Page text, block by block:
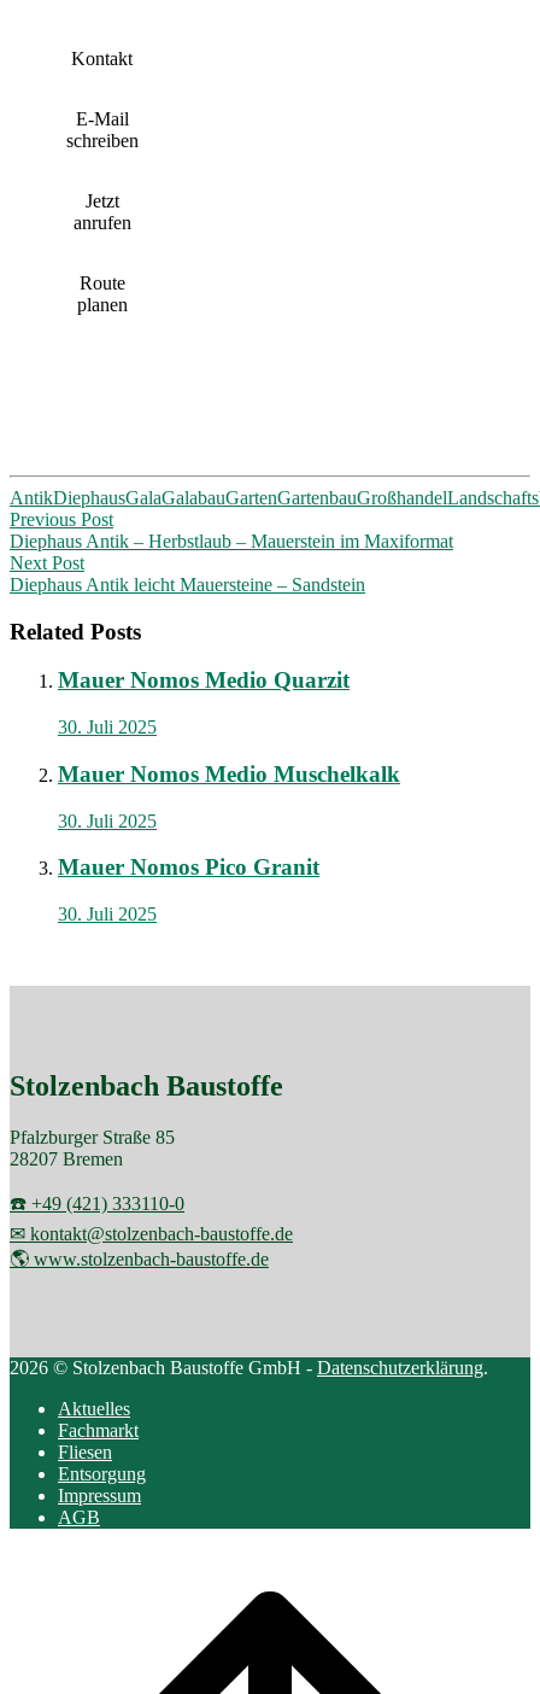
Kontakt
E-Mail
schreiben
Jetzt
anrufen
Route
planen
AntikDiephausGalaGalabauGartenGartenbauGroßhandel
Post
navigation
Previous Post
Diephaus Antik – Herbstlaub – Mauerstein im Maxiformat
Next Post
Diephaus Antik leicht Mauersteine – Sandstein
Related Posts
Mauer Nomos Medio Quarzit
30. Juli 2025
Mauer Nomos Medio Muschelkalk
30. Juli 2025
Mauer Nomos Pico Granit
30. Juli 2025
Stolzenbach Baustoffe
Pfalzburger Straße 85
28207 Bremen
☎️ +49 (421) 333110-0
✉ kontakt@stolzenbach-baustoffe.de
🌎 www.stolzenbach-baustoffe.de
2026 © Stolzenbach Baustoffe GmbH - Datenschutzerklärung.
Aktuelles
Fachmarkt
Fliesen
Entsorgung
Impressum
AGB